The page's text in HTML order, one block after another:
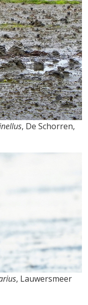
, De Schorren,
, Lauwersmeer